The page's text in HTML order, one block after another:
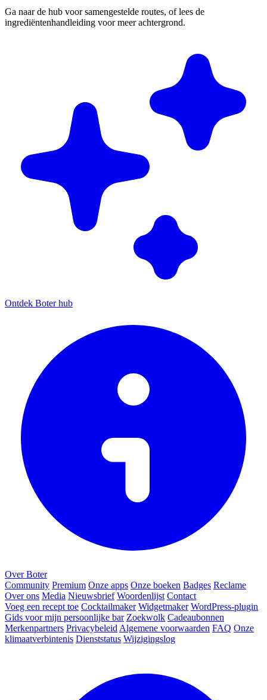
Ga naar de hub voor samengestelde routes, of lees de
ingrediëntenhandleiding voor meer achtergrond.
Ontdek Boter hub
Over Boter
Community Premium Onze apps Onze boeken Badges Reclame
Over ons Media Nieuwsbrief Woordenlijst Contact
Voeg een recept toe Cocktailmaker Widgetmaker WordPress-plugin
Gids voor mijn persoonlijke bar Zoekwolk Cadeaubonnen
Merkenpartners Privacybeleid Algemene voorwaarden FAQ Onze
klimaatverbintenis Dienststatus Wijzigingslog